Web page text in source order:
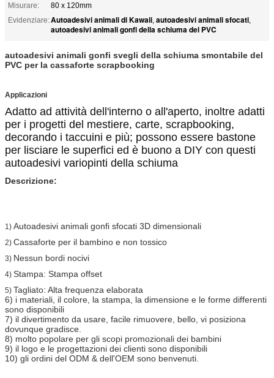
Misurare:
80 x 120mm
Evidenziare:Autoadesivi animali di Kawaii, autoadesivi animali sfocati,
autoadesivi animali gonfi della schiuma del PVC
autoadesivi animali gonfi svegli della schiuma smontabile del
PVC per la cassaforte scrapbooking
Applicazioni
Adatto ad attività dell'interno o all'aperto, inoltre adatti
per i progetti del mestiere, carte, scrapbooking,
decorando i taccuini e più; possono essere bastone
per lisciare le superfici ed è buono a DIY con questi
autoadesivi variopinti della schiuma
Descrizione:
1) Autoadesivi animali gonfi sfocati 3D dimensionali
2) Cassaforte per il bambino e non tossico
3) Nessun bordi nocivi
4) Stampa: Stampa offset
5) Tagliato: Alta frequenza elaborata
6) i materiali, il colore, la stampa, la dimensione e le forme differenti
sono disponibili
7) il divertimento da usare, facile rimuovere, bello, vi posiziona
dovunque gradisce.
8) molto popolare per gli scopi promozionali dei bambini
9) il logo e le progettazioni dei clienti sono disponibili
10) gli ordini del ODM & dell'OEM sono benvenuti.